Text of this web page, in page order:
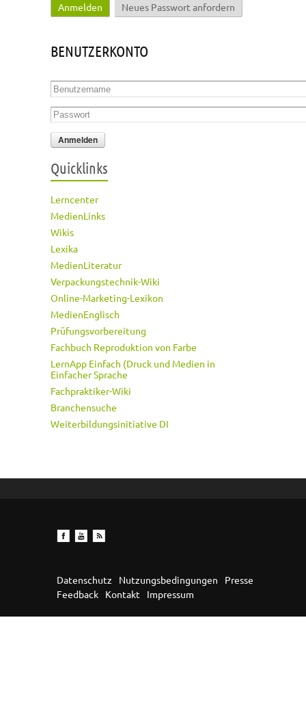
Haupt-Reiter
Anmelden (aktiver Reiter)
Neues Passwort anfordern
BENUTZERKONTO
Benutzername
Passwort
Quicklinks
Lerncenter
MedienLinks
Wikis
Lexika
MedienLiteratur
Verpackungstechnik-Wiki
Online-Marketing-Lexikon
MedienEnglisch
Prüfungsvorbereitung
Fachbuch Reproduktion von Farbe
LernApp Einfach (Druck und Medien in
Einfacher Sprache
Fachpraktiker-Wiki
Branchensuche
Weiterbildungsinitiative DI
Datenschutz Nutzungsbedingungen
Presse
Feedback
Kontakt Impressum